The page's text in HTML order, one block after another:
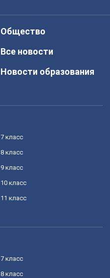
Общество
Все новости
Новости образования
7 класс
8 класс
9 класс
10 класс
11 класс
7 класс
8 класс